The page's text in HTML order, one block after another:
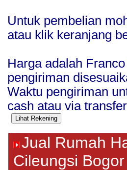
Untuk pembelian
atau klik keranjang
Harga adalah
pengiriman
Waktu pengiriman
cash atau via
Jual Rumah
Cileungsi Bogor